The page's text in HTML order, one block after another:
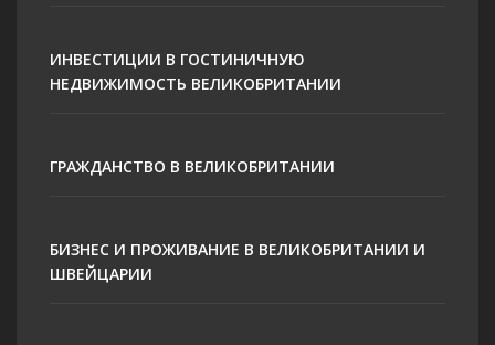
ИНВЕСТИЦИИ В ГОСТИНИЧНУЮ
НЕДВИЖИМОСТЬ ВЕЛИКОБРИТАНИИ
ГРАЖДАНСТВО В ВЕЛИКОБРИТАНИИ
БИЗНЕС И ПРОЖИВАНИЕ В ВЕЛИКОБРИТАНИИ И
ШВЕЙЦАРИИ